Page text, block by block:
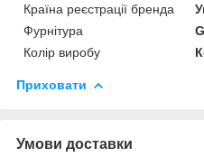
Країна реєстрації бренда
Фурнітура
Колір виробу
Приховати
Умови доставки